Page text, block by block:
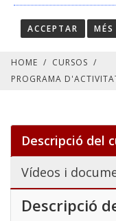
disponibles
HOME / CURSOS /
PROGRAMA
Descripció del
Vídeos i
Descripció
ACCEPTAR